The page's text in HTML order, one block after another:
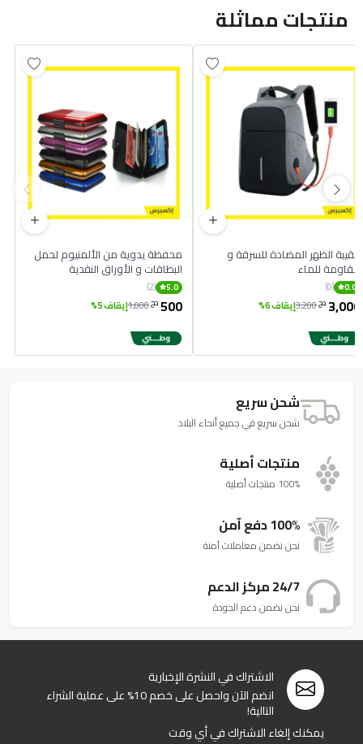
منتجات مماثلة
محفظة يدوية من الألمنيوم لحمل
البطاقات و الأوراق النقدية
5.0
(2)
500 دج 1,000إيقاف 5%
حقيبة الظهر المضادة للسرقة و
مقاومة للماء
0.0
(0)
3,000 دج 3,200إيقاف 6%
شحن سريع
شحن سريع في جميع أنحاء البلاد
منتجات أصلية
100% منتجات أصلية
100% دفع آمن
نحن نضمن معاملات آمنة
24/7 مركز الدعم
نحن نضمن دعم الجودة
الاشتراك في النشرة الإخبارية
انضم الآن واحصل على خصم 10% على عملية الشراء
التالية!
يمكنك إلغاء الاشتراك في أي وقت